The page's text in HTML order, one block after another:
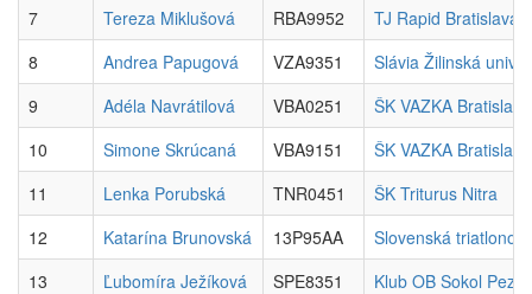
7
Tereza Miklušová RBA9952
TJ Rapid Bratislava
8
Andrea Papugová VZA9351
Slávia Žilinská
9
Adéla Navrátilová VBA0251
ŠK VAZKA Bratislava
10
Simone Skrúcaná VBA9151
ŠK VAZKA Bratislava
11
Lenka Porubská TNR0451
ŠK Triturus Nitra
12
Katarína Brunovská 13P95AA
Slovenská
13
Ľubomíra Ježíková SPE8351
Klub OB Sokol